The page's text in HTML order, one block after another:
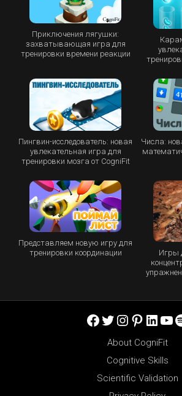
Приключения лягушки:
захватывающая игра для
тренировки времени реакции
Пингвин-исследователь: новая
увлекательная игра для
тренировки мозга от CogniFit
Числа:
Представляем новую игру для
тренировки координации
Игры
Facebook
Twitter
Instagram
About CogniFit
Cognitive Skills
Scientific Validation